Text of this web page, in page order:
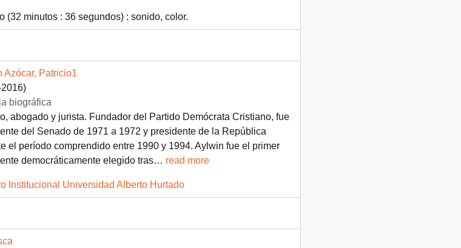
(32 minutos : 36 segundos) : sonido, color.
Azócar, Patricio1
biográfica
abogado y jurista. Fundador del Partido Demócrata Cristiano, fue
del Senado de 1971 a 1972 y presidente de la República
el período comprendido entre 1990 y 1994. Aylwin fue el primer
democráticamente elegido tras… read more
Institucional Universidad Alberto Hurtado